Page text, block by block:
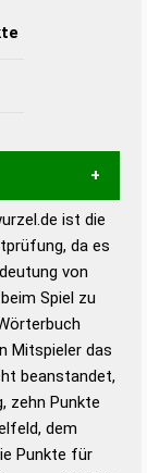
zu
um die
zu
in 12 Bänden
gutes
ist die
da es
von
Spiel zu
Mitspieler das
beanstandet,
zehn Punkte
dem
Punkte für